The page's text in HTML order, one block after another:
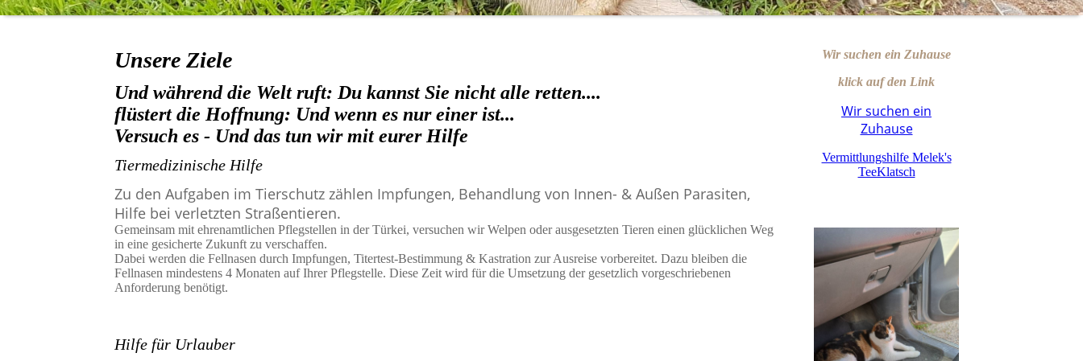
Unsere Ziele
Und während die Welt ruft: Du kannst Sie nicht alle retten....
flüstert die Hoffnung: Und wenn es nur einer ist...
Versuch es - Und das tun wir mit eurer Hilfe
Tiermedizinische Hilfe
Zu den Aufgaben im Tierschutz zählen Impfungen, Behandlung von Innen- & Außen Parasiten,
Hilfe bei verletzten Straßentieren.
Gemeinsam mit ehrenamtlichen Pflegstellen in der Türkei, versuchen wir Welpen oder ausgesetzten Tieren einen glücklichen Weg
in eine gesicherte Zukunft zu verschaffen.
Dabei werden die Fellnasen durch Impfungen, Titertest-Bestimmung & Kastration zur Ausreise vorbereitet. Dazu bleiben die
Fellnasen mindestens 4 Monaten auf Ihrer Pflegstelle. Diese Zeit wird für die Umsetzung der gesetzlich vorgeschriebenen
Anforderung benötigt.
Hilfe für Urlauber
Wir suchen ein Zuhause
klick auf den Link
Wir suchen ein
Zuhause
Vermittlungshilfe Melek's
TeeKlatsch